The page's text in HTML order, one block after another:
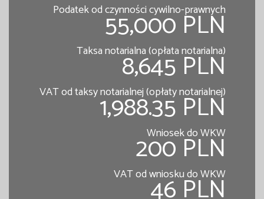
Podatek od czynności cywilno-prawnych
55,000 PLN
Taksa notarialna (opłata notarialna)
8,645 PLN
VAT od taksy notarialnej (opłaty notarialnej)
1,988.35 PLN
Wniosek do WKW
200 PLN
VAT od wniosku do WKW
46 PLN